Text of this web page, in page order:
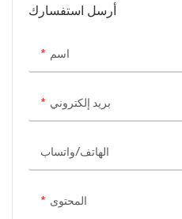
أرسل استفسارك
اسم
بريد إلكتروني
الهاتف/واتساب
المحتوى